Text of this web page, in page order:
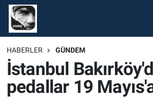
HABERLER GÜNDEM
İstanbul
pedallar 19
Gündem
Ekonomi
Spor
Nöbetçi Eczaneler
Hava Durumu
Namaz Vakitleri